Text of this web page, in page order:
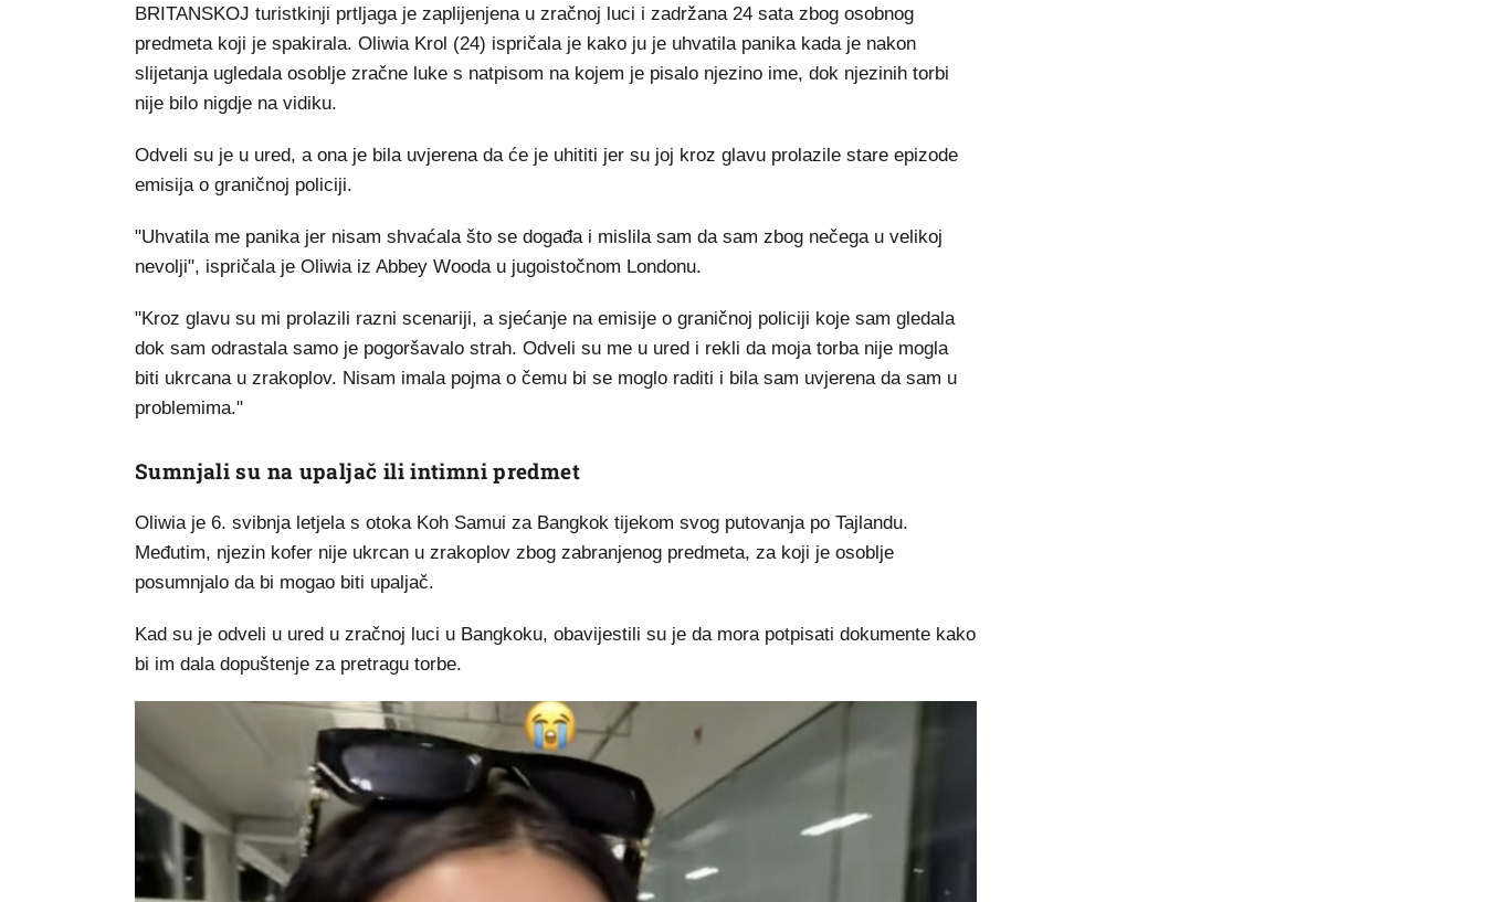
BRITANSKOJ turistkinji prtljaga je zaplijenjena u zračnoj luci i zadržana 24 sata zbog osobnog
predmeta koji je spakirala. Oliwia Krol (24) ispričala je kako ju je uhvatila panika kada je nakon
slijetanja ugledala osoblje zračne luke s natpisom na kojem je pisalo njezino ime, dok njezinih torbi
nije bilo nigdje na vidiku.
Odveli su je u ured, a ona je bila uvjerena da će je uhititi jer su joj kroz glavu prolazile stare epizode
emisija o graničnoj policiji.
"Uhvatila me panika jer nisam shvaćala što se događa i mislila sam da sam zbog nečega u velikoj
nevolji", ispričala je Oliwia iz Abbey Wooda u jugoistočnom Londonu.
"Kroz glavu su mi prolazili razni scenariji, a sjećanje na emisije o graničnoj policiji koje sam gledala
dok sam odrastala samo je pogoršavalo strah. Odveli su me u ured i rekli da moja torba nije mogla
biti ukrcana u zrakoplov. Nisam imala pojma o čemu bi se moglo raditi i bila sam uvjerena da sam u
problemima."
Sumnjali su na upaljač ili intimni predmet
Oliwia je 6. svibnja letjela s otoka Koh Samui za Bangkok tijekom svog putovanja po Tajlandu.
Međutim, njezin kofer nije ukrcan u zrakoplov zbog zabranjenog predmeta, za koji je osoblje
posumnjalo da bi mogao biti upaljač.
Kad su je odveli u ured u zračnoj luci u Bangkoku, obavijestili su je da mora potpisati dokumente kako
bi im dala dopuštenje za pretragu torbe.